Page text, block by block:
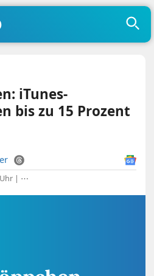
iTunes-
bis zu 15 Prozent
| ⋯